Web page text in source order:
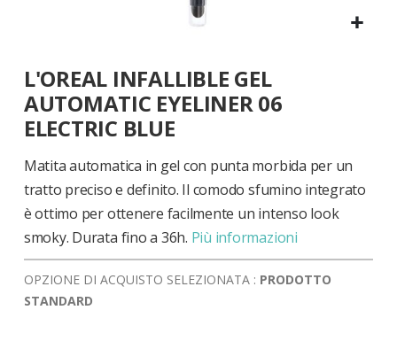
all'inizio
della
galleria
di
L'OREAL INFALLIBLE GEL
AUTOMATIC EYELINER 06
ELECTRIC BLUE
Matita automatica in gel con punta morbida per un
tratto preciso e definito. Il comodo sfumino integrato
è ottimo per ottenere facilmente un intenso look
smoky. Durata fino a 36h. Più informazioni
OPZIONE DI ACQUISTO SELEZIONATA : PRODOTTO
STANDARD